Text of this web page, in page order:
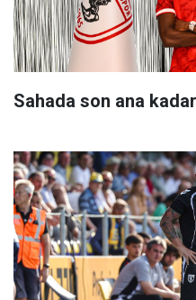
Sahada son ana